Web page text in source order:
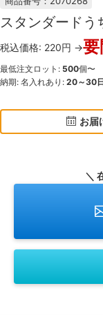
スタンダードう
税込価格: 220円 →
最低注文ロット: 500個〜
納期: 名入れあり: 20～30
お届
＼